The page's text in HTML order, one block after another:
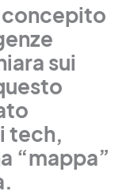
concepito
sui
tech,
“mappa”